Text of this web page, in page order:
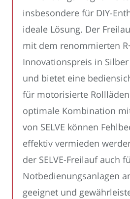
insbesondere für DIY-
ideale Lösung. Der
mit dem renommierten
Innovationspreis in
und bietet eine
für motorisierte
optimale Kombination
von SELVE können
effektiv vermieden
der SELVE-Freilauf auch
Notbedienungsanlagen
geeignet und